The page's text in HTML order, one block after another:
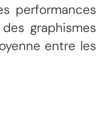
performances
graphismes
entre les